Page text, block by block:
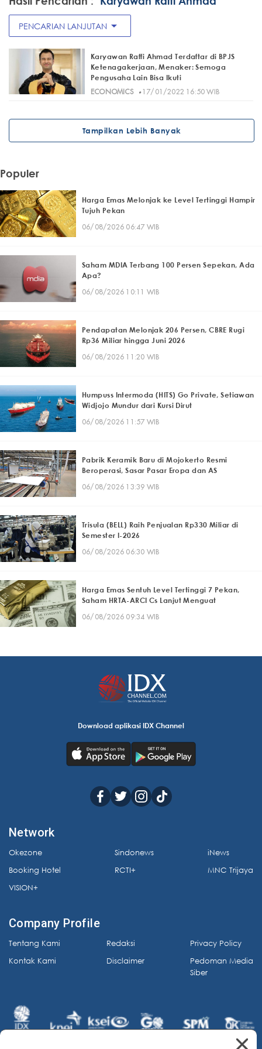
PENCARIAN LANJUTAN arrow_drop_down
Karyawan Raffi Ahmad Terdaftar di BPJS
Ketenagakerjaan, Menaker: Semoga
Pengusaha Lain Bisa Ikuti
ECONOMICS· 17/01/2022 16:50 WIB
Tampilkan Lebih Banyak
Populer
Harga Emas Melonjak ke Level Tertinggi Hampir
Tujuh Pekan
06/08/2026 06:47 WIB
Saham MDIA Terbang 100 Persen Sepekan, Ada
Apa?
06/08/2026 10:11 WIB
Pendapatan Melonjak 206 Persen, CBRE Rugi
Rp36 Miliar hingga Juni 2026
06/08/2026 11:20 WIB
Humpuss Intermoda (HITS) Go Private, Setiawan
Widjojo Mundur dari Kursi Dirut
06/08/2026 11:57 WIB
Pabrik Keramik Baru di Mojokerto Resmi
Beroperasi, Sasar Pasar Eropa dan AS
06/08/2026 13:39 WIB
Trisula (BELL) Raih Penjualan Rp330 Miliar di
Semester I-2026
06/08/2026 06:30 WIB
Harga Emas Sentuh Level Tertinggi 7 Pekan,
Saham HRTA-ARCI Cs Lanjut Menguat
06/08/2026 09:34 WIB
Download aplikasi IDX Channel
Network
Okezone
Booking Hotel
VISION+
Sindonews
RCTI+
iNews
MNC Trijaya
Company Profile
Tentang Kami
Kontak Kami
Redaksi
Disclaimer
Privacy Policy
Pedoman Media
Siber